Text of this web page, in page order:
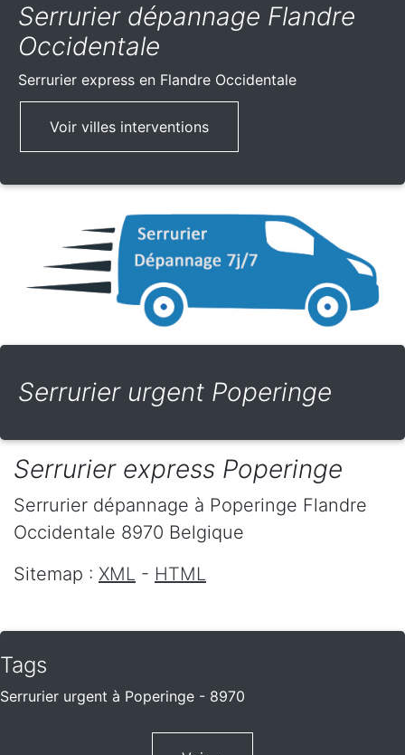
Serrurier dépannage Flandre
Occidentale
Serrurier express en Flandre Occidentale
Voir villes interventions
Serrurier urgent Poperinge
Serrurier express Poperinge
Serrurier dépannage à Poperinge Flandre
Occidentale 8970 Belgique
Sitemap : XML - HTML
Tags
Serrurier urgent à Poperinge - 8970